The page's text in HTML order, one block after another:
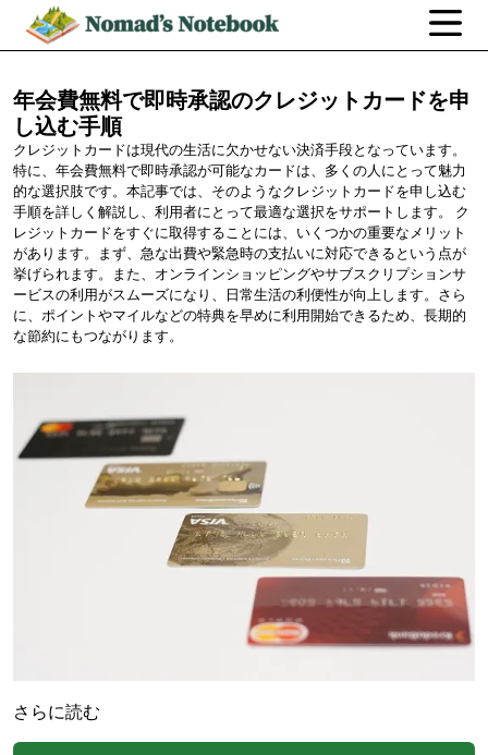
年会費無料で即時承認のクレジットカードを申
し込む手順
クレジットカードは現代の生活に欠かせない決済手段となっています。
特に、年会費無料で即時承認が可能なカードは、多くの人にとって魅力
的な選択肢です。本記事では、そのようなクレジットカードを申し込む
手順を詳しく解説し、利用者にとって最適な選択をサポートします。 ク
レジットカードをすぐに取得することには、いくつかの重要なメリット
があります。まず、急な出費や緊急時の支払いに対応できるという点が
挙げられます。また、オンラインショッピングやサブスクリプションサ
ービスの利用がスムーズになり、日常生活の利便性が向上します。さら
に、ポイントやマイルなどの特典を早めに利用開始できるため、長期的
な節約にもつながります。
さらに読む